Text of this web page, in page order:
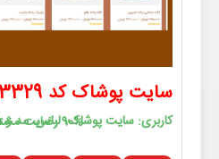
سایت پوشاک کد 3329
90% رضایت مشتریان
کاربری: سایت پوشاک، لباس، مد